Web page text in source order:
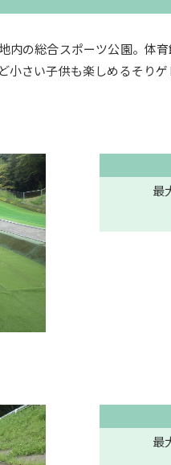
内の総合スポーツ公園。体
さい子供も楽しめるそりゲ
最
最